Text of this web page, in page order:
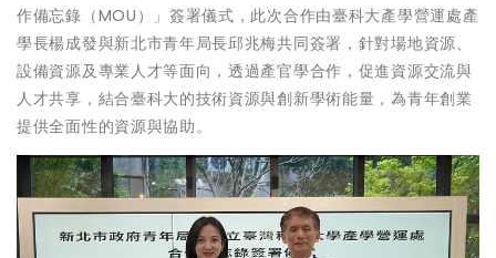
作備忘錄（MOU）」簽署儀式，此次合作由臺科大產學營運處產
學長楊成發與新北市青年局長邱兆梅共同簽署，針對場地資源、
設備資源及專業人才等面向，透過產官學合作，促進資源交流與
人才共享，結合臺科大的技術資源與創新學術能量，為青年創業
提供全面性的資源與協助。